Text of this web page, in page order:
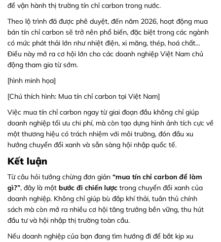
để vận hành thị trường tín chỉ carbon trong nước.
Theo lộ trình đã được phê duyệt, đến năm 2026, hoạt động mua
bán tín chỉ carbon sẽ trở nên phổ biến, đặc biệt trong các ngành
có mức phát thải lớn như nhiệt điện, xi măng, thép, hoá chất…
Điều này mở ra cơ hội lớn cho các doanh nghiệp Việt Nam chủ
động tham gia từ sớm.
[hình minh họa]
[Chú thích hình: Mua tín chỉ carbon tại Việt Nam]
Việc mua tín chỉ carbon ngay từ giai đoạn đầu không chỉ giúp
doanh nghiệp tối ưu chi phí, mà còn tạo dựng hình ảnh tích cực về
một thương hiệu có trách nhiệm với môi trường, đón đầu xu
hướng chuyển đổi xanh và sẵn sàng hội nhập quốc tế.
Kết luận
Từ câu hỏi tưởng chừng đơn giản “mua tín chỉ carbon để làm
gì?”, đây là một bước đi chiến lược trong chuyển đổi xanh của
doanh nghiệp. Không chỉ giúp bù đắp khí thải, tuân thủ chính
sách mà còn mở ra nhiều cơ hội tăng trưởng bền vững, thu hút
đầu tư và hội nhập thị trường toàn cầu.
Nếu doanh nghiệp của bạn đang tìm hướng đi để bắt kịp xu